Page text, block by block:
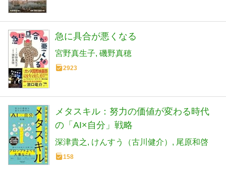
急に具合が悪くなる
宮野真生子 磯野真穂
2923
メタスキル：努力の価値が変わる時代
の「AI×自分」戦略
深津貴之 けんすう（古川健介） 尾原和啓
158